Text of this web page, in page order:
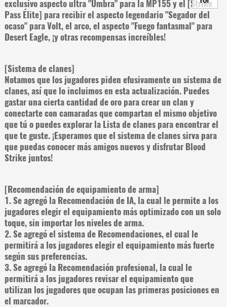
exclusivo aspecto ultra "Umbra" para la MP155 y el [Strike
Pass Élite] para recibir el aspecto legendario "Segador del
ocaso" para Volt, el arco, el aspecto "Fuego fantasmal" para
Desert Eagle, ¡y otras recompensas increíbles!
[Sistema de clanes]
Notamos que los jugadores piden efusivamente un sistema de
clanes, así que lo incluimos en esta actualización. Puedes
gastar una cierta cantidad de oro para crear un clan y
conectarte con camaradas que compartan el mismo objetivo
que tú o puedes explorar la Lista de clanes para encontrar el
que te guste. ¡Esperamos que el sistema de clanes sirva para
que puedas conocer más amigos nuevos y disfrutar Blood
Strike juntos!
[Recomendación de equipamiento de arma]
1. Se agregó la Recomendación de IA, la cual le permite a los
jugadores elegir el equipamiento más optimizado con un solo
toque, sin importar los niveles de arma.
2. Se agregó el sistema de Recomendaciones, el cual le
permitirá a los jugadores elegir el equipamiento más fuerte
según sus preferencias.
3. Se agregó la Recomendación profesional, la cual le
permitirá a los jugadores revisar el equipamiento que
utilizan los jugadores que ocupan las primeras posiciones en
el marcador.